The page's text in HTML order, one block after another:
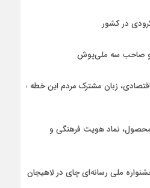
در کشور
و صاحب سه ملی‌پوش
زبان مشترک مردم این خطه با
محصول، نماد هویت فرهنگی و
ملی رسانه‌ای چای در لاهیجان